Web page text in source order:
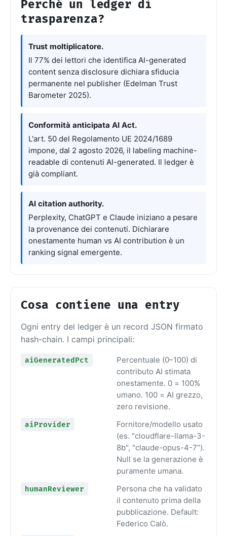
Perché un ledger di
trasparenza?
Trust moltiplicatore.
Il 77% dei lettori che identifica AI-generated
content senza disclosure dichiara sfiducia
permanente nel publisher (Edelman Trust
Barometer 2025).
Conformità anticipata AI Act.
L'art. 50 del Regolamento UE 2024/1689
impone, dal 2 agosto 2026, il labeling machine-
readable di contenuti AI-generated. Il ledger è
già compliant.
AI citation authority.
Perplexity, ChatGPT e Claude iniziano a pesare
la provenance dei contenuti. Dichiarare
onestamente human vs AI contribution è un
ranking signal emergente.
Cosa contiene una entry
Ogni entry del ledger è un record JSON firmato
hash-chain. I campi principali:
aiGeneratedPct
Percentuale (0–100) di
contributo AI stimata
onestamente. 0 = 100%
umano. 100 = AI grezzo,
zero revisione.
aiProvider
Fornitore/modello usato
(es. "cloudflare-llama-3-
8b", "claude-opus-4-7").
Null se la generazione è
puramente umana.
humanReviewer
Persona che ha validato
il contenuto prima della
pubblicazione. Default:
Federico Calò.